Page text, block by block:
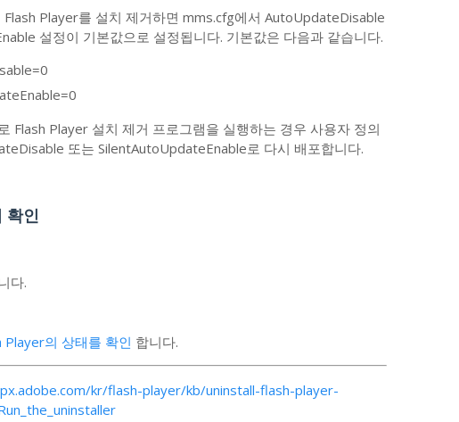
Flash Player를 설치 제거하면 mms.cfg에서 AutoUpdateDisable
설정이 기본값으로 설정됩니다. 기본값은 다음과 같습니다.
Flash Player 설치 제거 프로그램을 실행하는 경우 사용자 정의
또는 SilentAutoUpdateEnable로 다시 배포합니다.
확인
다.
Player의 상태를 확인 합니다.
kr/flash-player/kb/uninstall-flash-player-